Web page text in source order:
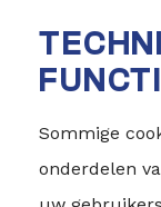
Sommige
onderdelen